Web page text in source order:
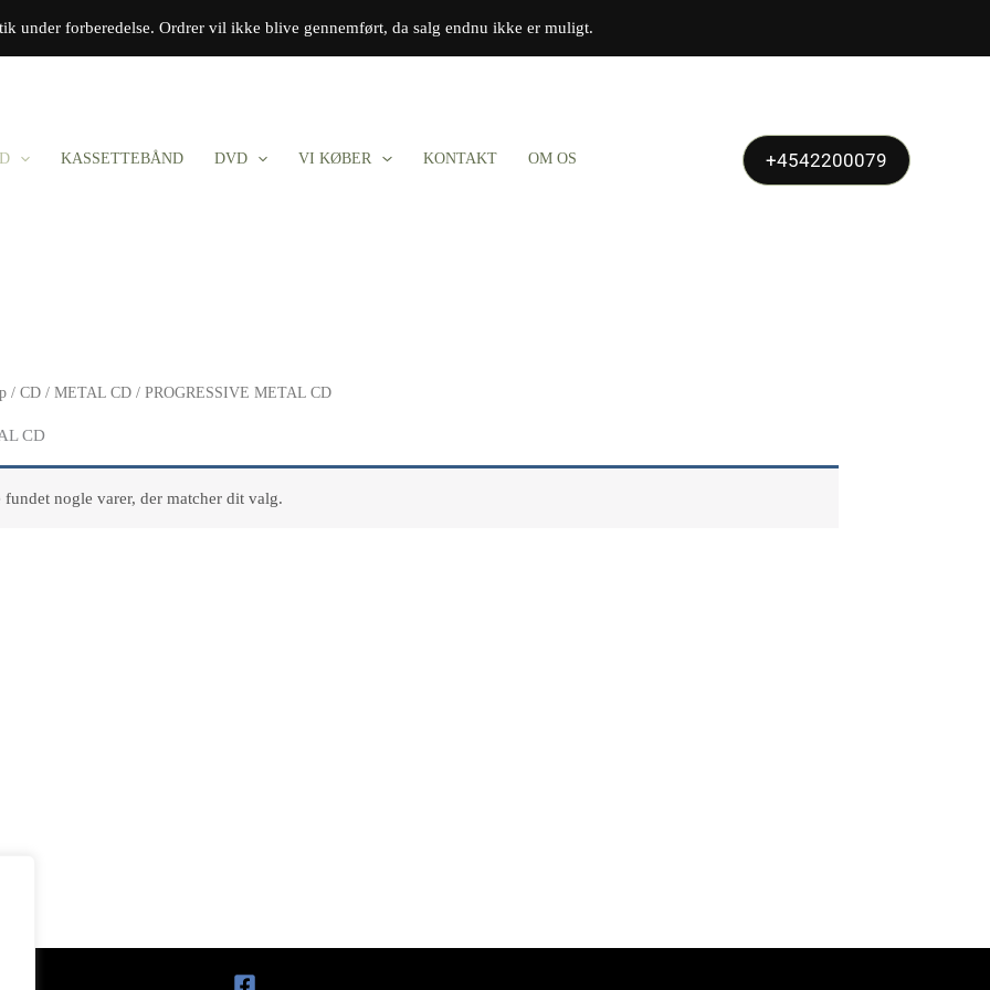
under forberedelse. Ordrer vil ikke blive gennemført, da salg endnu ikke er muligt.
KASSETTEBÅND DVD VI KØBER KONTAKT OM OS +4542200079
/ CD / METAL CD / PROGRESSIVE METAL CD
CD
nogle varer, der matcher dit valg.